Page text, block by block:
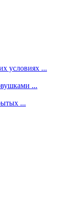
условиях ...
...
...